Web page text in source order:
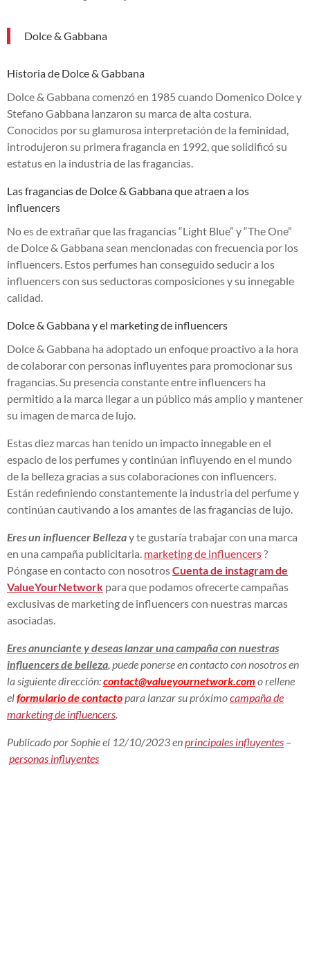
Dolce & Gabbana
Historia de Dolce & Gabbana
Dolce & Gabbana comenzó en 1985 cuando Domenico Dolce y
Stefano Gabbana lanzaron su marca de alta costura.
Conocidos por su glamurosa interpretación de la feminidad,
introdujeron su primera fragancia en 1992, que solidificó su
estatus en la industria de las fragancias.
Las fragancias de Dolce & Gabbana que atraen a los
influencers
No es de extrañar que las fragancias “Light Blue” y “The One”
de Dolce & Gabbana sean mencionadas con frecuencia por los
influencers. Estos perfumes han conseguido seducir a los
influencers con sus seductoras composiciones y su innegable
calidad.
Dolce & Gabbana y el marketing de influencers
Dolce & Gabbana ha adoptado un enfoque proactivo a la hora
de colaborar con personas influyentes para promocionar sus
fragancias. Su presencia constante entre influencers ha
permitido a la marca llegar a un público más amplio y mantener
su imagen de marca de lujo.
Estas diez marcas han tenido un impacto innegable en el
espacio de los perfumes y continúan influyendo en el mundo
de la belleza gracias a sus colaboraciones con influencers.
Están redefiniendo constantemente la industria del perfume y
continúan cautivando a los amantes de las fragancias de lujo.
Eres un influencer Bellezay te gustaría trabajar con una marca
en una campaña publicitaria. marketing de influencers?
Póngase en contacto con nosotrosCuenta de instagram de
ValueYourNetwork para que podamos ofrecerte campañas
exclusivas de marketing de influencers con nuestras marcas
asociadas.
Eres anunciante y deseas lanzar una campaña con nuestras
influencers de belleza , puede ponerse en contacto con nosotros en
la siguiente dirección:contact@valueyournetwork.com o rellene
elformulario de contacto para lanzar su próximocampaña de
marketing de influencers
Publicado por Sophie el 12/10/2023 enprincipales influyentes –
personas influyentes